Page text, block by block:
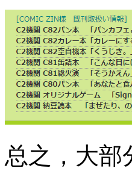
总之，大